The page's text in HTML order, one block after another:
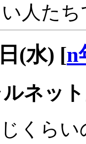
人た
(水) [n
ネッ
くら